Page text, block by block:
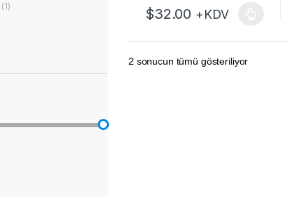
$32.00 +KDV
Bu ürünün birden fazla
2 sonucun tümü gösteriliyor
(1)